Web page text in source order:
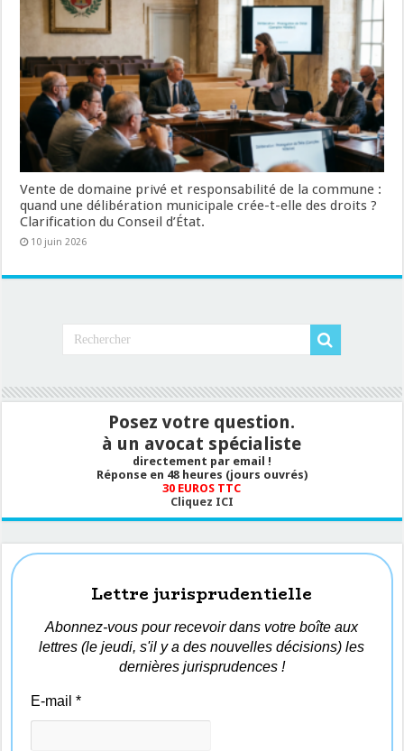
Vente de domaine privé et responsabilité de la commune :
quand une délibération municipale crée-t-elle des droits ?
Clarification du Conseil d’État.
10 juin 2026
Posez votre question.
à un avocat spécialiste
directement par email !
Réponse en 48 heures (jours ouvrés)
30 EUROS TTC
Cliquez ICI
Lettre jurisprudentielle
Abonnez-vous pour recevoir dans votre boîte aux
lettres (le jeudi, s'il y a des nouvelles décisions) les
dernières jurisprudences !
E-mail*